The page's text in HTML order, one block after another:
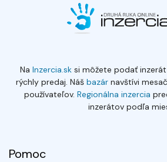
Na Inzercia.sksi môžete podať
rýchly predaj. Náš bazárnavštívi
používateľov. Regionálna inzercia
inzerátov podľa
Pomoc